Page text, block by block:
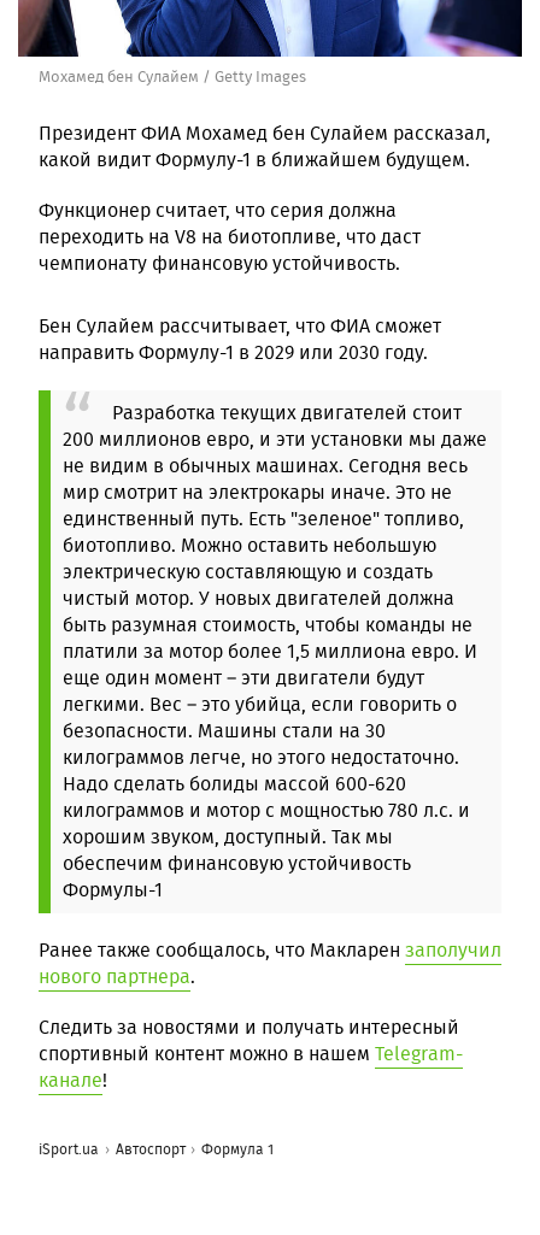
Мохамед бен Сулайем / Getty Images
Президент ФИА Мохамед бен Сулайем рассказал,
какой видит Формулу-1 в ближайшем будущем.
Функционер считает, что серия должна
переходить на V8 на биотопливе, что даст
чемпионату финансовую устойчивость.
Бен Сулайем рассчитывает, что ФИА сможет
направить Формулу-1 в 2029 или 2030 году.
Разработка текущих двигателей стоит
200 миллионов евро, и эти установки мы даже
не видим в обычных машинах. Сегодня весь
мир смотрит на электрокары иначе. Это не
единственный путь. Есть "зеленое" топливо,
биотопливо. Можно оставить небольшую
электрическую составляющую и создать
чистый мотор. У новых двигателей должна
быть разумная стоимость, чтобы команды не
платили за мотор более 1,5 миллиона евро. И
еще один момент – эти двигатели будут
легкими. Вес – это убийца, если говорить о
безопасности. Машины стали на 30
килограммов легче, но этого недостаточно.
Надо сделать болиды массой 600-620
килограммов и мотор с мощностью 780 л.с. и
хорошим звуком, доступный. Так мы
обеспечим финансовую устойчивость
Формулы-1
Ранее также сообщалось, что Макларен заполучил
нового партнера.
Следить за новостями и получать интересный
спортивный контент можно в нашем Telegram-
канале!
iSport.ua Автоспорт Формула 1